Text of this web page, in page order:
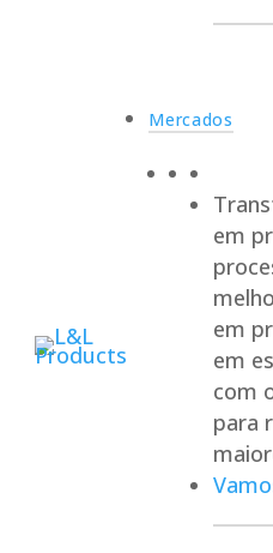
Mercados
em
em
em
com
para